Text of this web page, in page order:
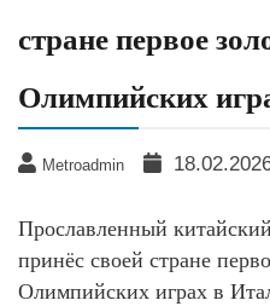
стране первое
Олимпийских
Metroadmin
Прославленный
принёс своей стране
Олимпийских играх в